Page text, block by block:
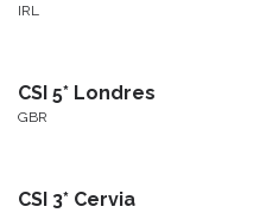
IRL
CSI 5* Londres
GBR
CSI 3* Cervia